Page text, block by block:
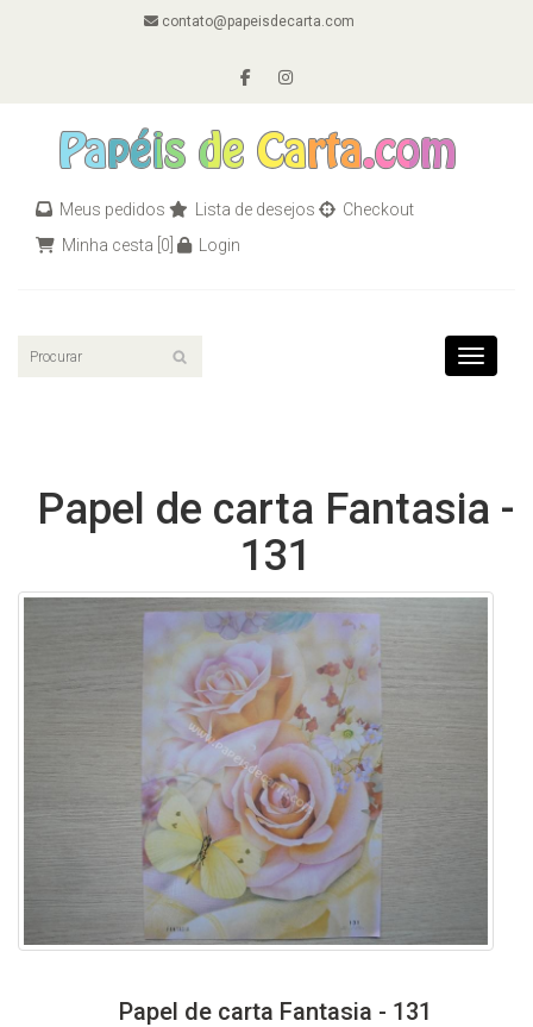
contato@papeisdecarta.com
Meus pedidos Lista de desejos
Checkout
Minha cesta [0] Login
Toggle
Papel de carta Fantasia -
131
Papel de carta Fantasia - 131